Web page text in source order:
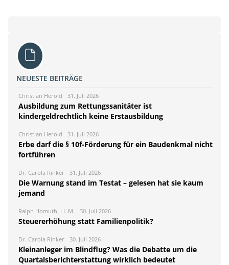
NEUESTE BEITRÄGE
Christian Herold 31. Juli 2026
Ausbildung zum Rettungssanitäter ist
kindergeldrechtlich keine Erstausbildung
Christian Herold 31. Juli 2026
Erbe darf die § 10f-Förderung für ein Baudenkmal nicht
fortführen
Dr. Carola Rinker 31. Juli 2026
Die Warnung stand im Testat – gelesen hat sie kaum
jemand
Ralph Homuth, LL.M. 30. Juli 2026
Steuererhöhung statt Familienpolitik?
Dr. Carola Rinker 30. Juli 2026
Kleinanleger im Blindflug? Was die Debatte um die
Quartalsberichterstattung wirklich bedeutet